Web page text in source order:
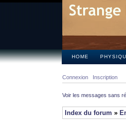
HOME
Connexion Inscription
Voir les messages sans
Index du forum »